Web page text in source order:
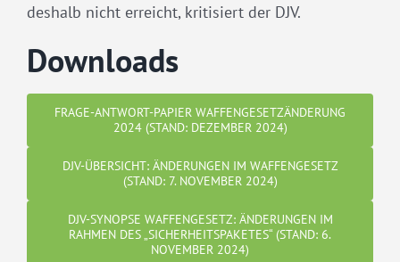
deshalb nicht erreicht, kritisiert der DJV.
Downloads
FRAGE-ANTWORT-PAPIER WAFFENGESETZÄNDERUNG
2024 (STAND: DEZEMBER 2024)
DJV-ÜBERSICHT: ÄNDERUNGEN IM WAFFENGESETZ
(STAND: 7. NOVEMBER 2024)
DJV-SYNOPSE WAFFENGESETZ: ÄNDERUNGEN IM
RAHMEN DES „SICHERHEITSPAKETES“ (STAND: 6.
NOVEMBER 2024)